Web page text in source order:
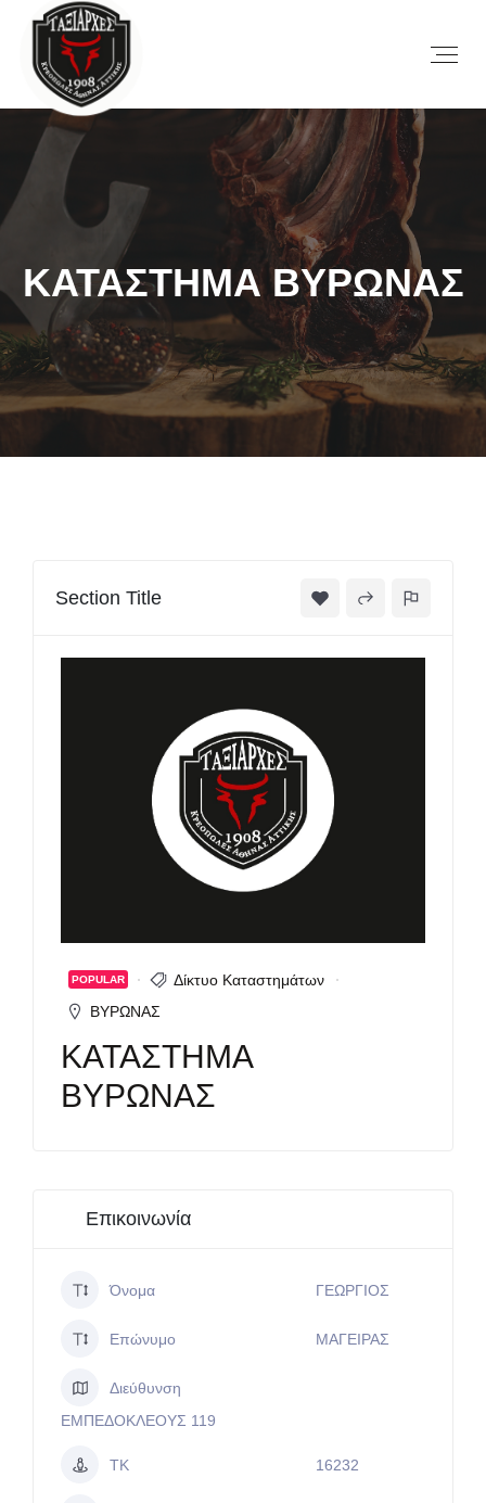
ΚΑΤΑΣΤΗΜΑ ΒΥΡΩΝΑΣ
Section Title
POPULAR
Δίκτυο Καταστημάτων
ΒΥΡΩΝΑΣ
ΚΑΤΑΣΤΗΜΑ
ΒΥΡΩΝΑΣ
Επικοινωνία
Όνομα ΓΕΩΡΓΙΟΣ
Επώνυμο ΜΑΓΕΙΡΑΣ
Διεύθυνση
ΕΜΠΕΔΟΚΛΕΟΥΣ 119
ΤΚ 16232